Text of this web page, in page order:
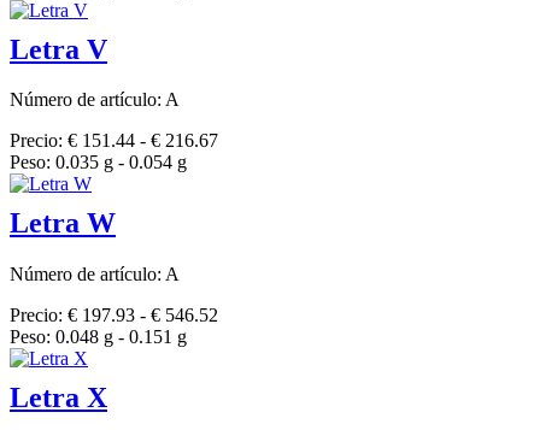
Letra V
Número de artículo: A
Precio: € 151.44 - € 216.67
Peso: 0.035 g - 0.054 g
Letra W
Número de artículo: A
Precio: € 197.93 - € 546.52
Peso: 0.048 g - 0.151 g
Letra X